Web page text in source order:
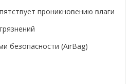
проникновению влаги
безопасности (AirBag)